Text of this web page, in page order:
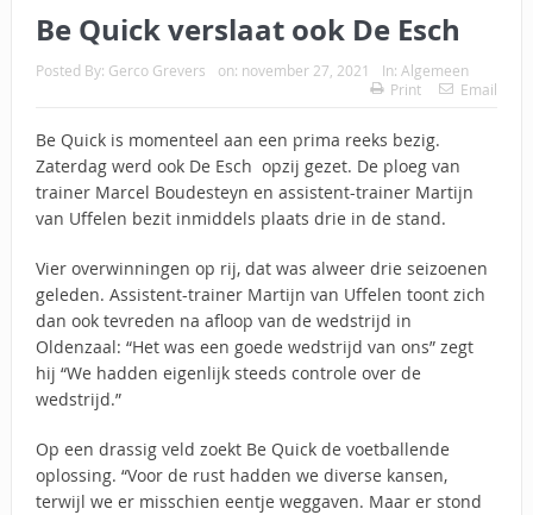
Be Quick verslaat ook De Esch
Posted By: Gerco Grevers on: november 27, 2021 In: Algemeen
Print
Email
Be Quick is momenteel aan een prima reeks bezig.
Zaterdag werd ook De Esch opzij gezet. De ploeg van
trainer Marcel Boudesteyn en assistent-trainer Martijn
van Uffelen bezit inmiddels plaats drie in de stand.
Vier overwinningen op rij, dat was alweer drie seizoenen
geleden. Assistent-trainer Martijn van Uffelen toont zich
dan ook tevreden na afloop van de wedstrijd in
Oldenzaal: “Het was een goede wedstrijd van ons” zegt
hij “We hadden eigenlijk steeds controle over de
wedstrijd.”
Op een drassig veld zoekt Be Quick de voetballende
oplossing. “Voor de rust hadden we diverse kansen,
terwijl we er misschien eentje weggaven. Maar er stond